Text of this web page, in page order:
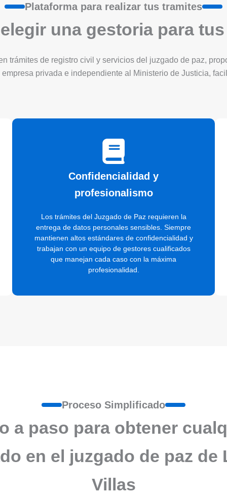
Plataforma para realizar tus tramites
una gestoria para
trámites de registro civil y servicios del juzgado de paz,
privada e independiente al Ministerio de Justicia,
Confidencialidad y
profesionalismo
Los trámites del Juzgado de Paz requieren la
entrega de datos personales sensibles. Siempre
mantienen altos estándares de confidencialidad y
trabajan con un equipo de gestores cualificados
que manejan cada caso con la máxima
profesionalidad.
Proceso Simplificado
a paso para obtener
en el juzgado de paz de
Villas